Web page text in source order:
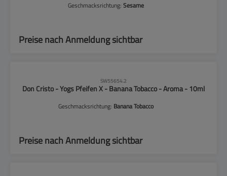
Geschmacksrichtung: Sesame
Preise nach Anmeldung sichtbar
SW55654.2
Don Cristo - Yogs Pfeifen X - Banana Tobacco - Aroma - 10ml
Geschmacksrichtung: Banana Tobacco
Preise nach Anmeldung sichtbar